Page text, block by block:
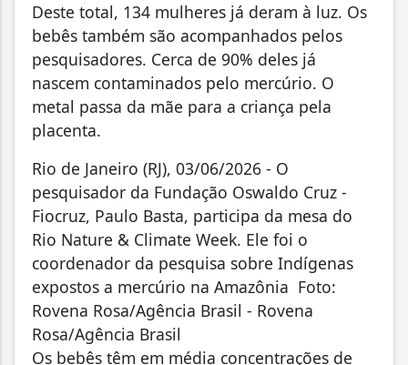
Deste total, 134 mulheres já deram à luz. Os
bebês também são acompanhados pelos
pesquisadores. Cerca de 90% deles já
nascem contaminados pelo mercúrio. O
metal passa da mãe para a criança pela
placenta.
Rio de Janeiro (RJ), 03/06/2026 - O
pesquisador da Fundação Oswaldo Cruz -
Fiocruz, Paulo Basta, participa da mesa do
Rio Nature & Climate Week. Ele foi o
coordenador da pesquisa sobre Indígenas
expostos a mercúrio na Amazônia Foto:
Rovena Rosa/Agência Brasil - Rovena
Rosa/Agência Brasil
Os bebês têm em média concentrações de